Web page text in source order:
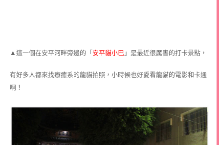
▲這一個在安平河畔旁邊的「 安平貓小巴 」是最近很厲害的打卡景點，
有好多人都來找療癒系的龍貓拍照，小時候也好愛看龍貓的電影和卡通
啊！